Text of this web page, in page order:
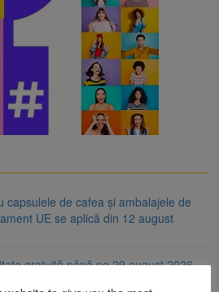
capsulele de cafea și ambalajele de
UE se aplică din 12 august
gratuită până pe 29 august 2026.